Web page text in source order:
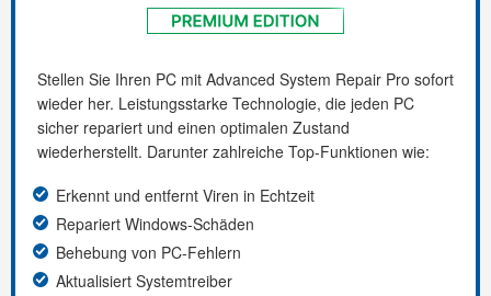
Stellen Sie Ihren PC mit Advanced System Repair Pro sofort
wieder her. Leistungsstarke Technologie, die jeden PC
sicher repariert und einen optimalen Zustand
wiederherstellt. Darunter zahlreiche Top-Funktionen wie:
Erkennt und entfernt Viren in Echtzeit
Repariert Windows-Schäden
Behebung von PC-Fehlern
Aktualisiert Systemtreiber